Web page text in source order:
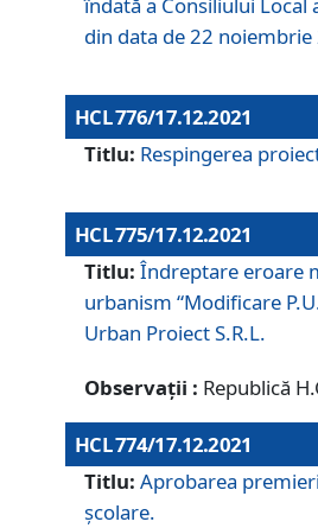
îndată a Consiliului
din data de 22
HCL 776/17.12.2021
Titlu: Respingerea
HCL 775/17.12.2021
Titlu: Îndreptare eroare
urbanism “Modificare
Urban Proiect S.R.L.
Observații : Republică
HCL 774/17.12.2021
Titlu: Aprobarea
școlare.